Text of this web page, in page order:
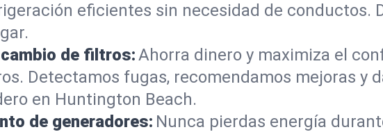
eficientes sin necesidad de conductos.
de filtros:Ahorra dinero y maximiza el
Detectamos fugas, recomendamos mejoras y
en Huntington Beach.
de generadores: Nunca pierdas energía